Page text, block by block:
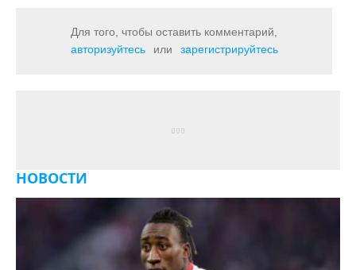
Для того, чтобы оставить комментарий,
авторизуйтесь
или зарегистрируйтесь
НОВОСТИ